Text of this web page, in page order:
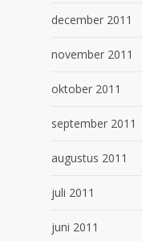
december 2011
november 2011
oktober 2011
september 2011
augustus 2011
juli 2011
juni 2011